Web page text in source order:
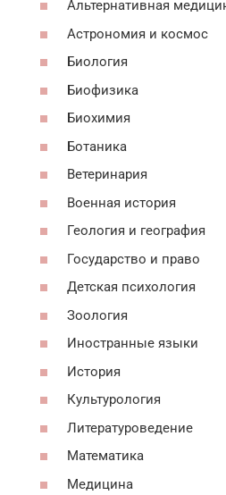
Альтернативная
Астрономия и космос
Биология
Биофизика
Биохимия
Ботаника
Ветеринария
Военная история
Геология и география
Государство и право
Детская психология
Зоология
Иностранные языки
История
Культурология
Литературоведение
Математика
Медицина